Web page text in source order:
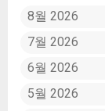
8월 2026
7월 2026
6월 2026
5월 2026